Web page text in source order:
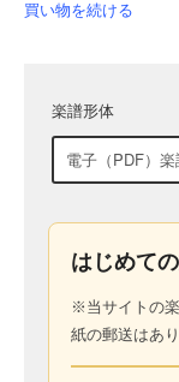
買い物を続ける
楽譜形体
はじめて
※当サイトの
紙の郵送はあり